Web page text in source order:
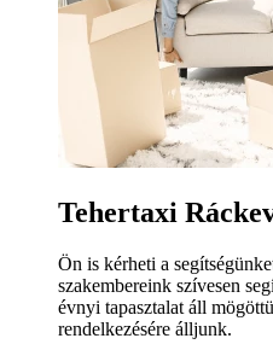
Tehertaxi
Ön is kérheti a
szakembereink szívesen
évnyi tapasztalat áll
rendelkezésére álljunk.